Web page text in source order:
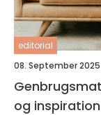
editorial
08. September 2025
og inspiration